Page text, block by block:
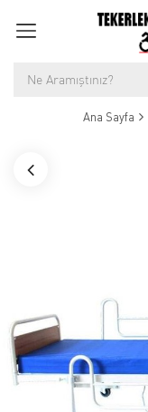
Ana Sayfa